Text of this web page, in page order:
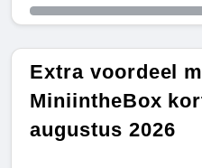
Extra voordeel
MiniintheBox
augustus 2026